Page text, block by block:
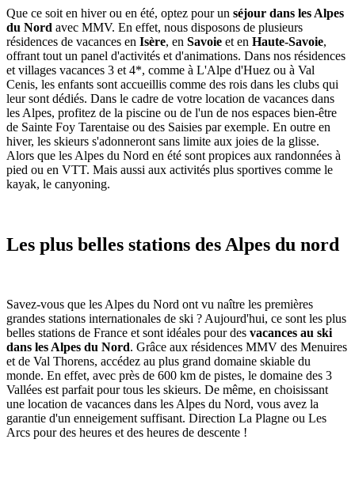
Que ce soit en hiver ou en été, optez pour un séjour dans les Alpes
du Nord avec MMV. En effet, nous disposons de plusieurs
résidences de vacances en Isère, en Savoie et en Haute-Savoie,
offrant tout un panel d'activités et d'animations. Dans nos résidences
et villages vacances 3 et 4*, comme à L'Alpe d'Huez ou à Val
Cenis, les enfants sont accueillis comme des rois dans les clubs qui
leur sont dédiés. Dans le cadre de votre location de vacances dans
les Alpes, profitez de la piscine ou de l'un de nos espaces bien-être
de Sainte Foy Tarentaise ou des Saisies par exemple. En outre en
hiver, les skieurs s'adonneront sans limite aux joies de la glisse.
Alors que les Alpes du Nord en été sont propices aux randonnées à
pied ou en VTT. Mais aussi aux activités plus sportives comme le
kayak, le canyoning.
Les plus belles stations des Alpes du nord
Savez-vous que les Alpes du Nord ont vu naître les premières
grandes stations internationales de ski ? Aujourd'hui, ce sont les plus
belles stations de France et sont idéales pour des vacances au ski
dans les Alpes du Nord. Grâce aux résidences MMV des Menuires
et de Val Thorens, accédez au plus grand domaine skiable du
monde. En effet, avec près de 600 km de pistes, le domaine des 3
Vallées est parfait pour tous les skieurs. De même, en choisissant
une location de vacances dans les Alpes du Nord, vous avez la
garantie d'un enneigement suffisant. Direction La Plagne ou Les
Arcs pour des heures et des heures de descente !